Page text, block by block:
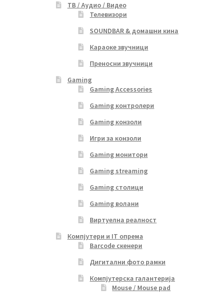
ТВ / Аудио / Видео
Телевизори
SOUNDBAR & домашни кина
Караоке звучници
Преносни звучници
Gaming
Gaming Accessories
Gaming контролери
Gaming конзоли
Игри за конзоли
Gaming монитори
Gaming streaming
Gaming столици
Gaming волани
Виртуелна реалност
Компјутери и IT опрема
Barcode скенери
Дигитални фото рамки
Компјутерска галантерија
Mouse / Mouse pad